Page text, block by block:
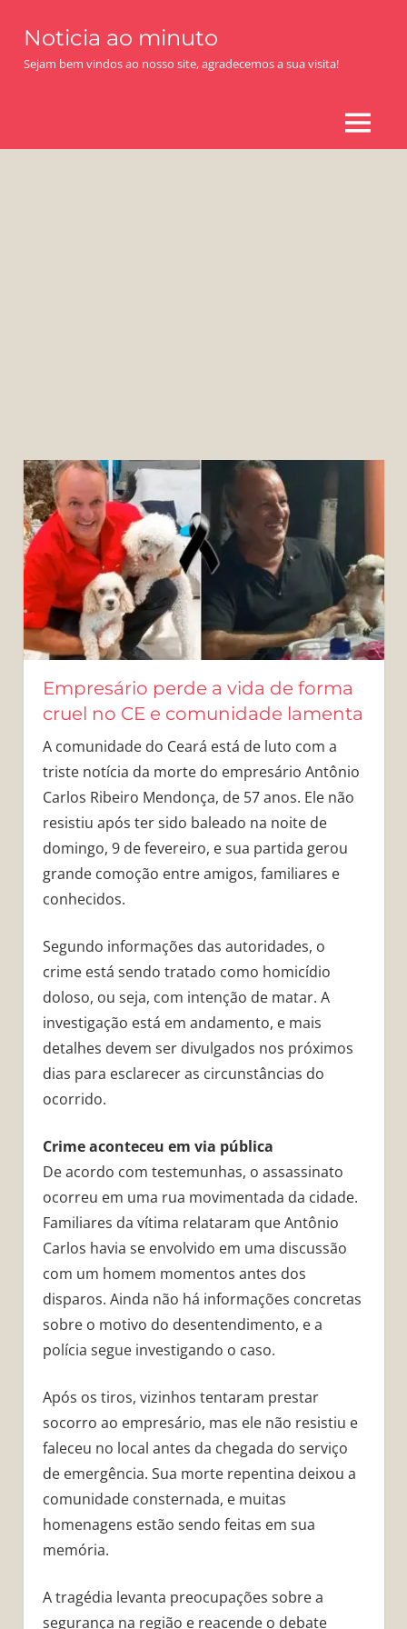
content
Noticia ao minuto
Sejam bem vindos ao nosso site, agradecemos a sua visita!
MENU
Empresário perde a vida de forma
cruel no CE e comunidade lamenta
A comunidade do Ceará está de luto com a
triste notícia da morte do empresário Antônio
Carlos Ribeiro Mendonça, de 57 anos. Ele não
resistiu após ter sido baleado na noite de
domingo, 9 de fevereiro, e sua partida gerou
grande comoção entre amigos, familiares e
conhecidos.
Segundo informações das autoridades, o
crime está sendo tratado como homicídio
doloso, ou seja, com intenção de matar. A
investigação está em andamento, e mais
detalhes devem ser divulgados nos próximos
dias para esclarecer as circunstâncias do
ocorrido.
Crime aconteceu em via pública
De acordo com testemunhas, o assassinato
ocorreu em uma rua movimentada da cidade.
Familiares da vítima relataram que Antônio
Carlos havia se envolvido em uma discussão
com um homem momentos antes dos
disparos. Ainda não há informações concretas
sobre o motivo do desentendimento, e a
polícia segue investigando o caso.
Após os tiros, vizinhos tentaram prestar
socorro ao empresário, mas ele não resistiu e
faleceu no local antes da chegada do serviço
de emergência. Sua morte repentina deixou a
comunidade consternada, e muitas
homenagens estão sendo feitas em sua
memória.
A tragédia levanta preocupações sobre a
segurança na região e reacende o debate